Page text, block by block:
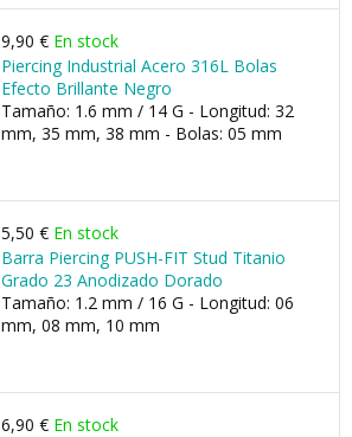
9,90 € En stock
Piercing Industrial Acero 316L Bolas
Efecto Brillante Negro
Tamaño: 1.6 mm / 14 G - Longitud: 32
mm, 35 mm, 38 mm - Bolas: 05 mm
5,50 € En stock
Barra Piercing PUSH-FIT Stud Titanio
Grado 23 Anodizado Dorado
Tamaño: 1.2 mm / 16 G - Longitud: 06
mm, 08 mm, 10 mm
6,90 € En stock